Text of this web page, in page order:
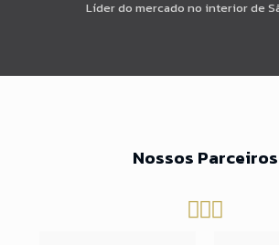
Líder do mercado no interior de
Nossos Parceiros